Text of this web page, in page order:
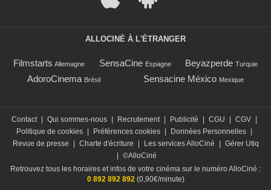
ALLOCINÉ À L'ÉTRANGER
Filmstarts Allemagne SensaCine Espagne Beyazperde Turquie
AdoroCinema Brésil Sensacine México Mexique
Contact | Qui sommes-nous | Recrutement | Publicité | CGU | CGV |
Politique de cookies | Préférences cookies | Données Personnelles |
Revue de presse
| Charte d'écriture | Les services AlloCiné | Gérer Utiq
| ©AlloCiné
Retrouvez tous les horaires et infos de votre cinéma sur le numéro AlloCiné :
0 892 892 892 (0,90€/minute)